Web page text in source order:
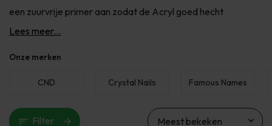
een zuurvrije primer aan zodat de Acryl goed hecht
Lees meer...
Onze merken
CND Crystal Nails Famous Names
Filter